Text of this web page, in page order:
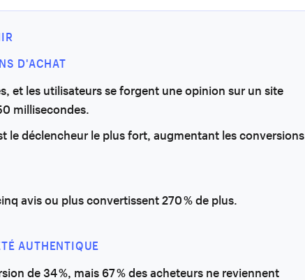
D'ACHAT
et les utilisateurs se forgent une opinion sur un site
millisecondes.
le déclencheur le plus fort, augmentant les conversions
avis ou plus convertissent 270 % de plus.
AUTHENTIQUE
de 34 %, mais 67 % des acheteurs ne reviennent